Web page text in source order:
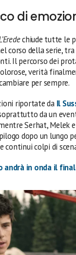
di
chiude tutte le
corso della serie,
Il percorso dei
verità
per sempre.
riportate da Il
da un
Serhat, Melek
dopo un lungo
continui colpi di
andrà in onda il